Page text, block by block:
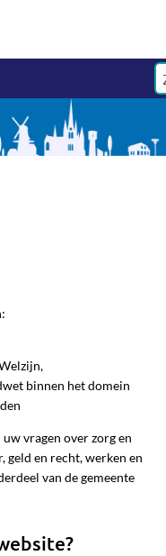
binnen het domein
vragen over zorg en
geld en recht, werken en
van de gemeente